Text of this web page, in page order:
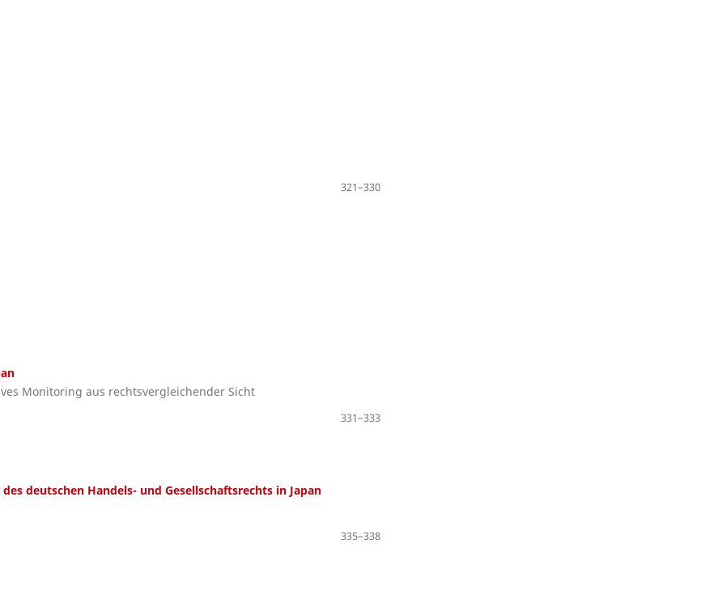
321–330
Monitoring aus rechtsvergleichender Sicht
331–333
deutschen Handels- und Gesellschaftsrechts in Japan
335–338